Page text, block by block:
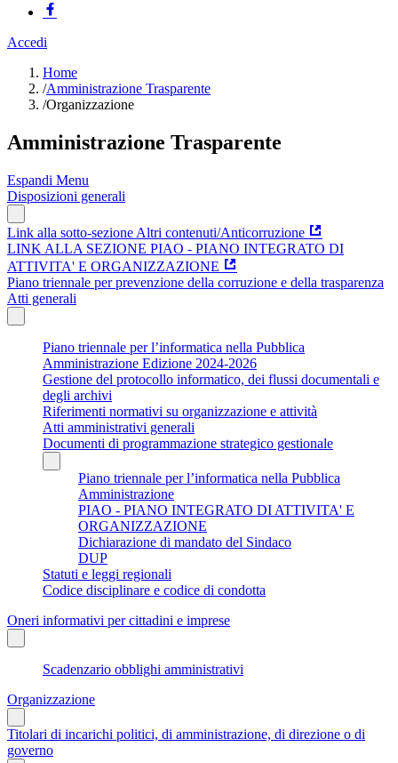
Accedi
Home
/Amministrazione Trasparente
/Organizzazione
Amministrazione Trasparente
Espandi Menu
Disposizioni generali
Link alla sotto-sezione Altri contenuti/Anticorruzione
LINK ALLA SEZIONE PIAO - PIANO INTEGRATO DI
ATTIVITA' E ORGANIZZAZIONE
Piano triennale per prevenzione della corruzione e della trasparenza
Atti generali
Piano triennale per l’informatica nella Pubblica
Amministrazione Edizione 2024-2026
Gestione del protocollo informatico, dei flussi documentali e
degli archivi
Riferimenti normativi su organizzazione e attività
Atti amministrativi generali
Documenti di programmazione strategico gestionale
Piano triennale per l’informatica nella Pubblica
Amministrazione
PIAO - PIANO INTEGRATO DI ATTIVITA' E
ORGANIZZAZIONE
Dichiarazione di mandato del Sindaco
DUP
Statuti e leggi regionali
Codice disciplinare e codice di condotta
Oneri informativi per cittadini e imprese
Scadenzario obblighi amministrativi
Organizzazione
Titolari di incarichi politici, di amministrazione, di direzione o di
governo